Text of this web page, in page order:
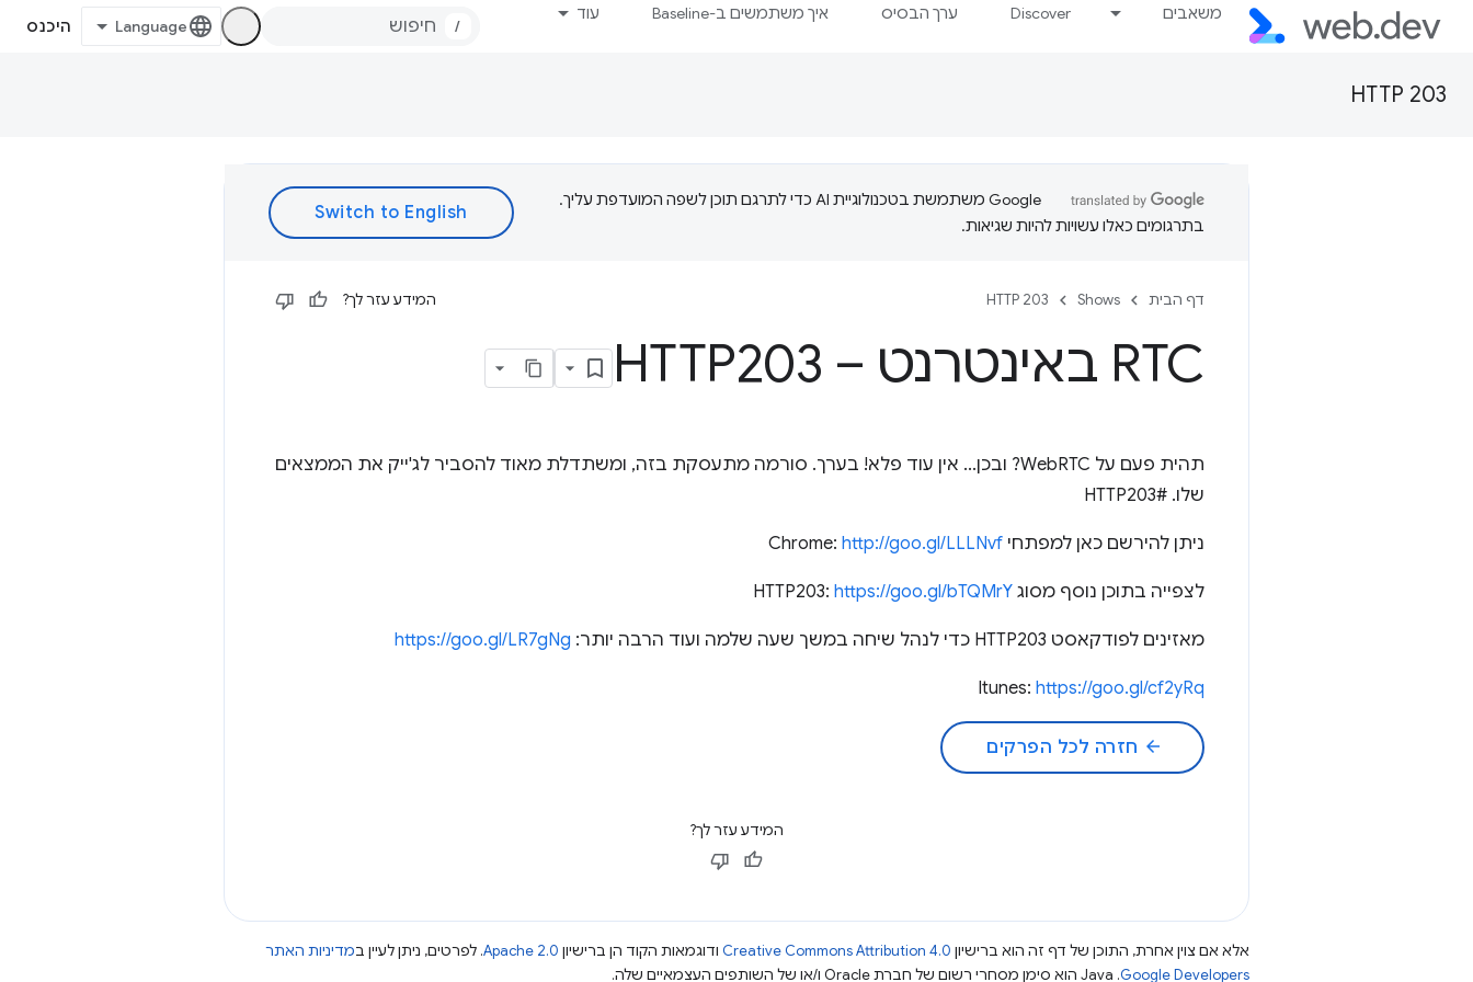
משאבים Discover ערך הבסיס איך משתמשים ב-Baseline עוד
/ היכנס
HTTP 203
‫Google משתמשת בטכנולוגיית AI כדי לתרגם תוכן לשפה המועדפת עליך.
בתרגומים כאלו עשויות להיות שגיאות.
דף הבית Shows
HTTP 203 המידע עזר לך?
RTC באינטרנט – HTTP203
תהית פעם על WebRTC? ובכן... אין עוד פלא! בערך. סורמה מתעסקת בזה, ומשתדלת מאוד להסביר לג'ייק את הממצאים
שלו. #HTTP203
ניתן להירשם כאן למפתחי Chrome: http://goo.gl/LLLNvf
לצפייה בתוכן נוסף מסוג HTTP203: https://goo.gl/bTQMrY
מאזינים לפודקאסט HTTP203 כדי לנהל שיחה במשך שעה שלמה ועוד הרבה יותר: https://goo.gl/LR7gNg
Itunes: https://goo.gl/cf2yRq
arrow_back חזרה לכל הפרקים
המידע עזר לך?
אלא אם צוין אחרת, התוכן של דף זה הוא ברישיון Creative Commons Attribution 4.0 ודוגמאות הקוד הן ברישיון Apache 2.0. לפרטים, ניתן לעיין במדיניות האתר
Google Developers‏.‏ Java הוא סימן מסחרי רשום של חברת Oracle ו/או של השותפים העצמאיים שלה.